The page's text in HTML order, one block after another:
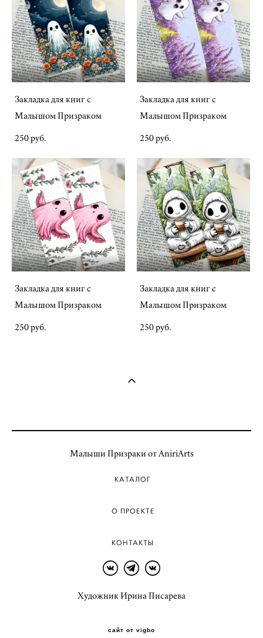
Закладка для книг с
Малышом Призраком
250 pуб.
Закладка для книг с
Малышом Призраком
250 pуб.
Закладка для книг с
Малышом Призраком
250 pуб.
Закладка для книг с
Малышом Призраком
250 pуб.
Малыши Призраки от AniriArts
КАТАЛОГ
О ПРОЕКТЕ
КОНТАКТЫ
Художник Ирина Писарева
сайт от vigbo